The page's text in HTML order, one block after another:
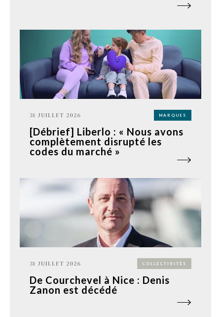
31 JUILLET 2026 MARQUES
[Débrief] Liberlo : « Nous avons
complètement disrupté les
codes du marché »
31 JUILLET 2026 COLLECTIVITÉS
De Courchevel à Nice : Denis
Zanon est décédé